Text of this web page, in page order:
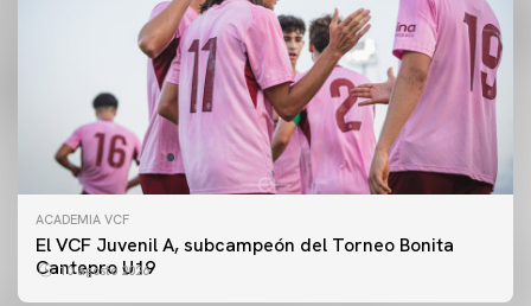
ACADEMIA VCF
El VCF Juvenil A, subcampeón del Torneo Bonita
Cantepro U19
10 agosto 2026